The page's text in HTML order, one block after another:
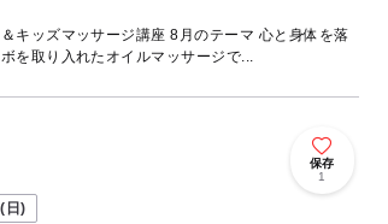
ジ講座 8月のテーマ 心と身体を落
せる 腕・手のツボマッサージ ツボを取り入れたオイルマッサージで...
保存
1
日)